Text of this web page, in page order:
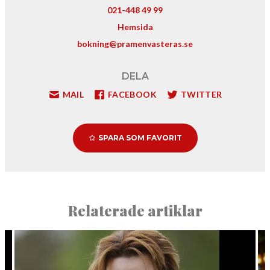
021-448 49 99
Hemsida
bokning@pramenvasteras.se
DELA
MAIL FACEBOOK TWITTER
SPARA SOM FAVORIT
Relaterade artiklar